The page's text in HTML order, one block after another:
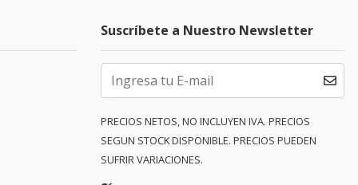
Suscríbete a Nuestro Newsletter
PRECIOS NETOS, NO INCLUYEN IVA. PRECIOS
SEGUN STOCK DISPONIBLE. PRECIOS PUEDEN
SUFRIR VARIACIONES.